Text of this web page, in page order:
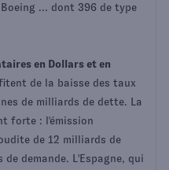
... dont 396 de type
en Dollars et en
de la baisse des taux
de milliards de dette. La
forte : l'émission
de 12 milliards de
demande. L'Espagne, qui